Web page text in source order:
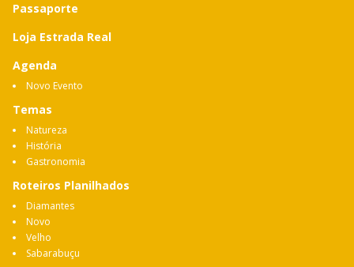
Passaporte
Loja Estrada Real
Agenda
Novo Evento
Temas
Natureza
História
Gastronomia
Roteiros Planilhados
Diamantes
Novo
Velho
Sabarabuçu